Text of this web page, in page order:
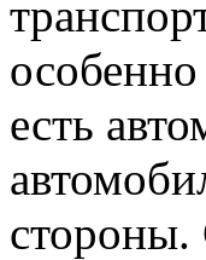
есть
стороны.